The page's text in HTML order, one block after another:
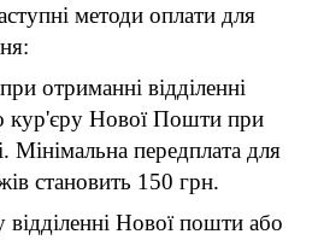
методи оплати для
отриманні відділенні
кур'єру Нової Пошти при
Мінімальна передплата для
становить 150 грн.
Нової пошти або